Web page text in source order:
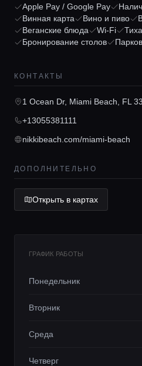
Главная
Локации
Гиды
Консьерж
Apple Pay / Google Pay
Винная карта
Вино и пиво
Веганские блюда
Wi-Fi
Бронирование столов
КОНТАКТЫ
1 Ocean Dr, Miami Beach, FL
+13055381111
nikkibeach.com/miami-beach
ДОПОЛНИТЕЛЬНО
Открыть в картах
ГРАФИК РАБОТЫ
Понедельник
Вторник
Среда
Четверг